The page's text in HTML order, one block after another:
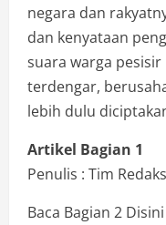
negara dan
dan kenyataan
suara warga
terdengar,
lebih dulu
Artikel Bagian 1
Penulis : Tim
Baca Bagian 2 Disini